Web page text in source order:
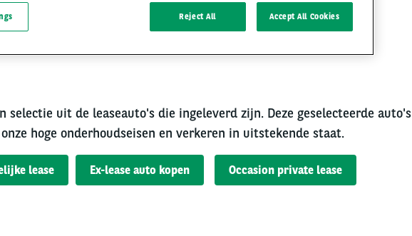
selectie uit de leaseauto's die ingeleverd zijn. Deze geselecteerde auto's
hoge onderhoudseisen en verkeren in uitstekende staat.
lease Ex-lease auto kopen Occasion private lease
Reject All Accept All Cookies